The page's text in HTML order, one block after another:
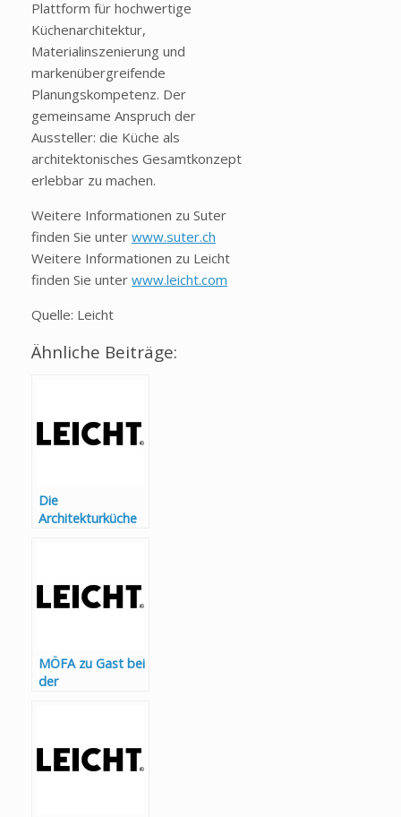
Plattform für hochwertige
Küchenarchitektur,
Materialinszenierung und
markenübergreifende
Planungskompetenz. Der
gemeinsame Anspruch der
Aussteller: die Küche als
architektonisches Gesamtkonzept
erlebbar zu machen.
Weitere Informationen zu Suter
finden Sie unter www.suter.ch
Weitere Informationen zu Leicht
finden Sie unter www.leicht.com
Quelle: Leicht
Ähnliche Beiträge:
Die
Architekturküche
MÖFA zu Gast bei
der